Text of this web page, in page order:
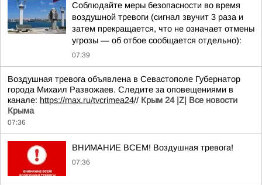
Соблюдайте меры безопасности во время
воздушной тревоги (сигнал звучит 3 раза и
затем прекращается, что не означает отмены
угрозы — об отбое сообщается отдельно):
07:39
Воздушная тревога объявлена в Севастополе Губернатор
города Михаил Развожаев. Следите за оповещениями в
канале: https://max.ru/tvcrimea24// Крым 24 |Z| Все новости
Крыма
07:36
ВНИМАНИЕ ВСЕМ! Воздушная тревога!
07:36